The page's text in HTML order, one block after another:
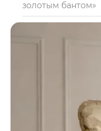
золотым бантом»